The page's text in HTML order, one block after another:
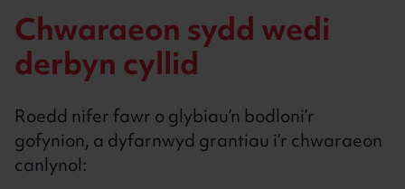
Chwaraeon sydd wedi
derbyn cyllid
Roedd nifer fawr o glybiau’n bodloni’r
gofynion, a dyfarnwyd grantiau i’r chwaraeon
canlynol: